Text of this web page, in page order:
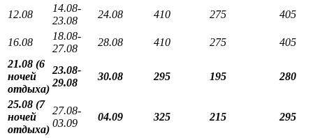
12.08
14.08-
23.08
24.08 410 275 405
16.08
18.08-
27.08
28.08 410 275
405
21.08 (6
ночей
отдыха)
23.08-
29.08
30.08 295 195 280
25.08 (7
ночей
отдыха)
27.08-
03.09
04.09 325 215 295